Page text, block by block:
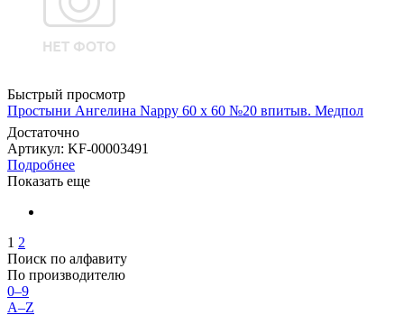
Быстрый просмотр
Простыни Ангелина Nappy 60 х 60 №20 впитыв. Медпол
Достаточно
Артикул: KF-00003491
Подробнее
Показать еще
1 2
Поиск по алфавиту
По производителю
0–9
A–Z